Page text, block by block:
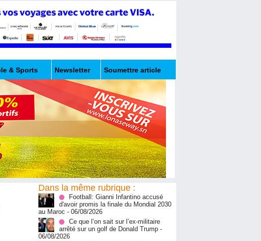
& Sports Newsletter Soumettre article
Dans la même rubrique :
Football: Gianni Infantino accusé
d'avoir promis la finale du Mondial 2030
au Maroc - 06/08/2026
Ce que l’on sait sur l’ex-militaire
arrêté sur un golf de Donald Trump -
06/08/2026